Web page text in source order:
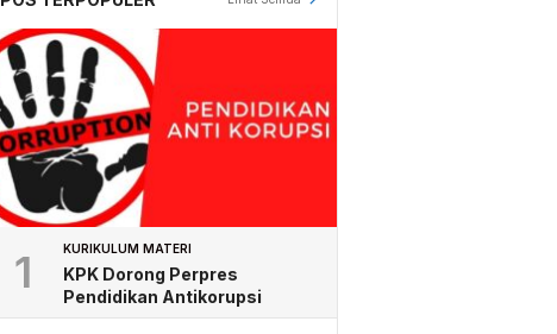
1 KURIKULUM MATERI
KPK Dorong Perpres
Pendidikan Antikorupsi